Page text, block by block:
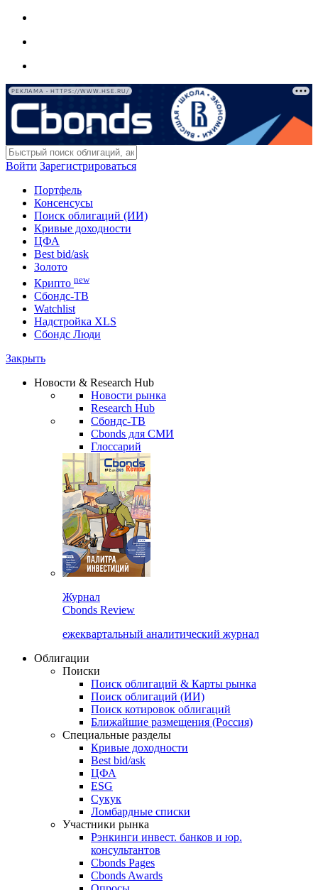
РЕКЛАМА • HTTPS://WWW.HSE.RU/
Войти Зарегистрироваться
Портфель
Консенсусы
Поиск облигаций (ИИ)
Кривые доходности
ЦФА
Best bid/ask
Золото
Крипто new
Сбондс-ТВ
Watchlist
Надстройка XLS
Сбондс Люди
Закрыть
Новости & Research Hub
Новости рынка
Research Hub
Сбондс-ТВ
Cbonds для СМИ
Глоссарий
Журнал
Cbonds Review
ежеквартальный аналитический журнал
Облигации
Поиски
Поиск облигаций & Карты рынка
Поиск облигаций (ИИ)
Поиск котировок облигаций
Ближайшие размещения (Россия)
Специальные разделы
Кривые доходности
Best bid/ask
ЦФА
ESG
Сукук
Ломбардные списки
Участники рынка
Рэнкинги инвест. банков и юр.
консультантов
Cbonds Pages
Cbonds Awards